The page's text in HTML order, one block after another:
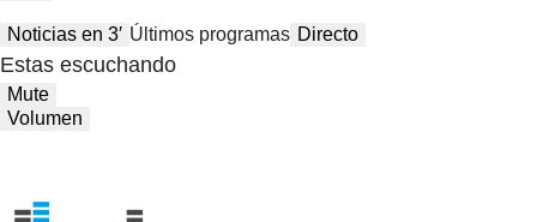
Noticias en 3′ Últimos programas Directo
Estas escuchando
Mute
Volumen